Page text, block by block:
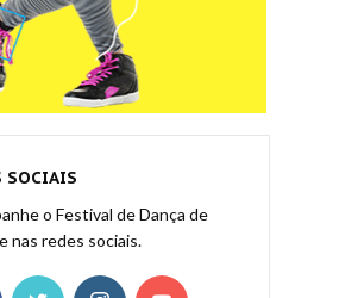
SOCIAIS
o Festival de Dança de
nas redes sociais.